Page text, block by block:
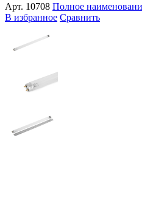
Арт. 10708 Полное
В избранное Сравнить